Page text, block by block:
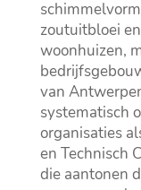
zoutuitbloei
woonhuizen,
van
systematisch
organisaties
en Technisch
die aantonen